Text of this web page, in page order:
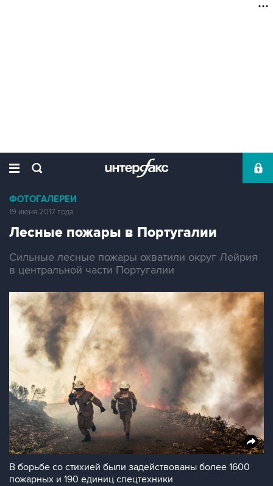
ФОТОГАЛЕРЕИ
19 июня 2017 года
Лесные пожары в Португалии
Сильные лесные пожары охватили округ Лейрия
в центральной части Португалии
В борьбе со стихией были задействованы более 1600
пожарных и 190 единиц спецтехники